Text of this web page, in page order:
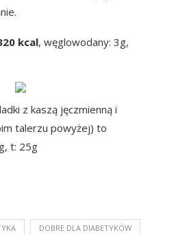
kcal, węglowodany: 3g,
z kaszą jęczmienną i
talerzu powyżej) to
t: 25g
DOBRE DLA DIABETYKÓW